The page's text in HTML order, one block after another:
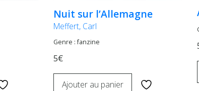
Nuit sur l’Allemagne
Meffert, Carl
Genre : fanzine
5€
Ajouter au panier